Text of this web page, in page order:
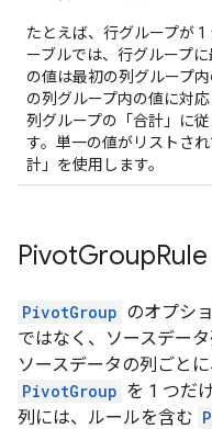
たとえば、行グループが
ーブルでは、行グループ
の値は最初の列グループ
の列グループ内の値に対
列グループの「合計」に
す。単一の値がリストさ
計」を使用します。
PivotGroupRule
PivotGroup のオプシ
ではなく、ソースデー
ソースデータの列ごと
PivotGroup を 1 つだ
列には、ルールを含む